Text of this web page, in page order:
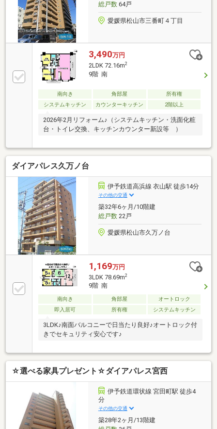
総戸数64戸
愛媛県松山市三番町４丁目
3,490万円
2LDK 72.16m2
9階 南
南向き 角部屋
所有権
システムキッチン
カウンターキッチン 2階以上
2026年2月リフォーム♪（システムキッチン・洗面化粧
台・トイレ交換、キッチンカウンター新設等 ）
ダイアパレス久万ノ台
伊予鉄道高浜線 衣山駅 徒歩14分
その他の交通
築32年6ヶ月/10階建
総戸数22戸
愛媛県松山市久万ノ台
1,169万円
3LDK 78.69m2
9階 南
南向き 角部屋
オートロック
即入居可
所有権 システムキッチン
3LDK♪南面バルコニーで日当たり良好♪オートロック付
きでセキュリティ安心です♪
☆選べる家具プレゼント☆ダイアパレス宮西
伊予鉄道環状線 宮田町駅 徒歩4
分
その他の交通
築28年2ヶ月/13階建